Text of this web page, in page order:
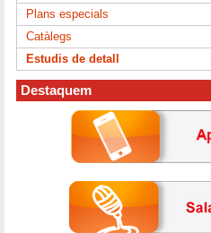
Plans especials
Catàlegs
Estudis de detall
Destaquem